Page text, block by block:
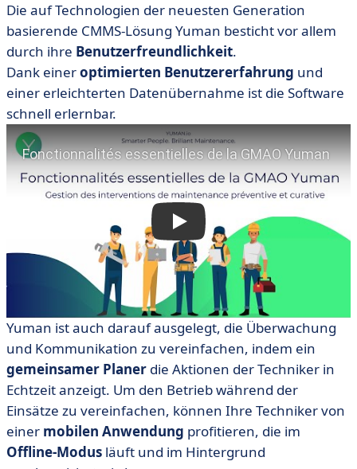
Die auf Technologien der neuesten Generation
basierende CMMS-Lösung Yuman besticht vor allem
durch ihre Benutzerfreundlichkeit.
Dank eineroptimierten Benutzererfahrung und
einer erleichterten Datenübernahme ist die Software
schnell erlernbar.
Yuman ist auch darauf ausgelegt, die Überwachung
und Kommunikation zu vereinfachen, indem ein
gemeinsamer Planer die Aktionen der Techniker in
Echtzeit anzeigt. Um den Betrieb während der
Einsätze zu vereinfachen, können Ihre Techniker von
einer mobilen Anwendung profitieren, die im
Offline-Modus läuft und im Hintergrund